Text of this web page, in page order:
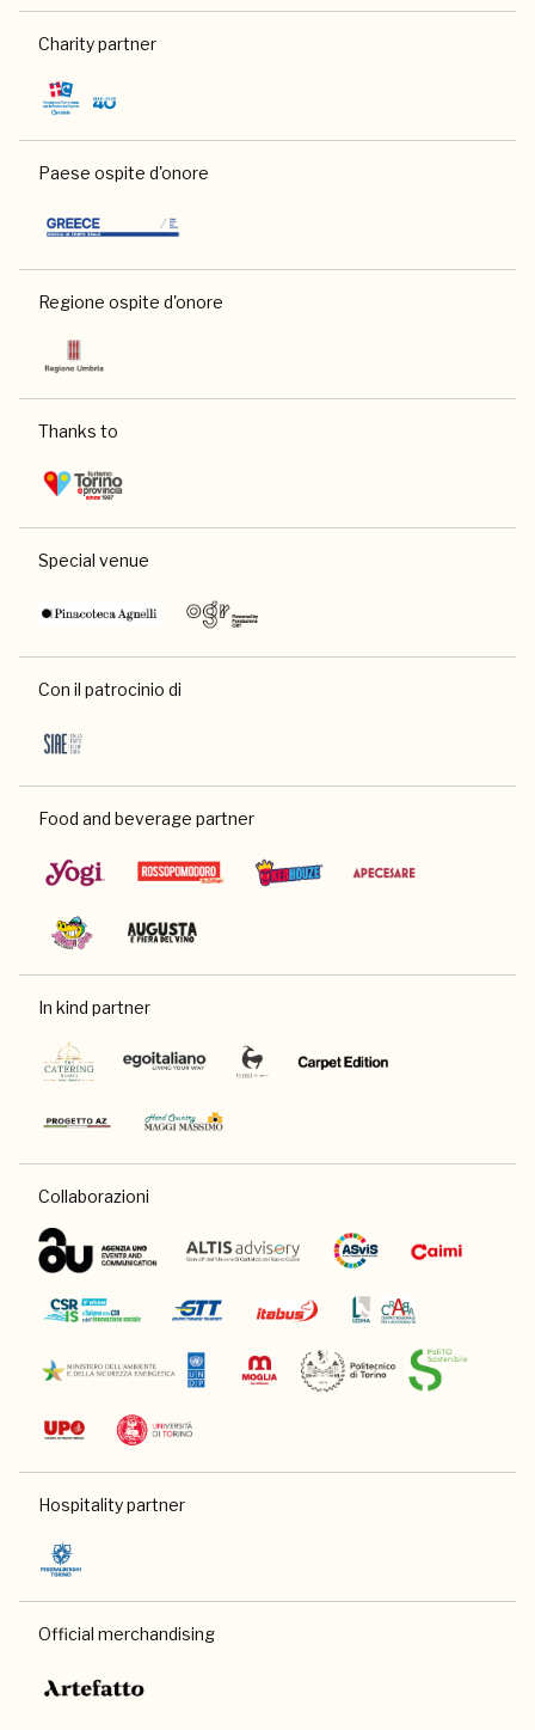
Charity partner
Paese ospite d'onore
Regione ospite d'onore
Thanks to
Special venue
Con il patrocinio di
Food and beverage partner
In kind partner
Collaborazioni
Hospitality partner
Official merchandising